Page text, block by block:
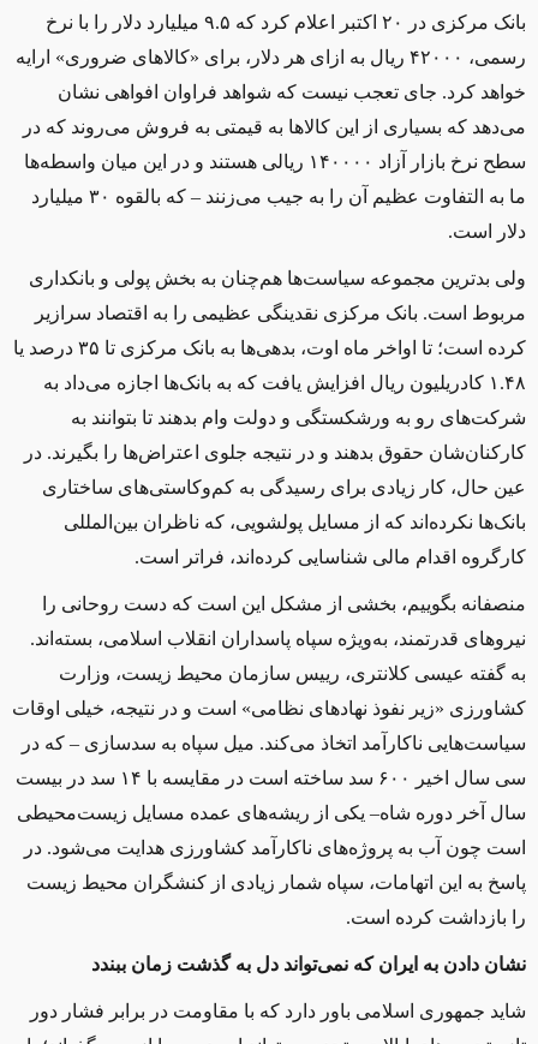
بانک مرکزی در ۲۰ اکتبر اعلام کرد که ۹.۵ ميلیارد دلار را با نرخ
رسمی، ۴۲۰۰۰ ریال به ازای هر دلار، برای «کالاهای ضروری» ارایه
خواهد کرد. جای تعجب نيست که شواهد فراوان افواهی نشان
می‌دهد که بسیاری از اين کالاها به قيمتی به فروش می‌روند که در
سطح نرخ بازار آزاد ۱۴۰۰۰۰ ریالی هستند و در اين ميان واسطه‌ها
ما به التفاوت عظیم آن را به جيب می‌زنند – که بالقوه ۳۰ ميليارد
دلار است.
ولی بدترین مجموعه‌ سیاست‌ها هم‌چنان به بخش پولی و بانکداری
مربوط است. بانک مرکزی نقدينگی عظیمی را به اقتصاد سرازير
کرده است؛ تا اواخر ماه اوت، بدهی‌ها به بانک مرکزی تا ۳۵ درصد یا
۱.۴۸ کادریلیون ريال افزایش يافت که به بانک‌ها اجازه می‌داد به
شرکت‌های رو به ورشکستگی و دولت وام بدهند تا بتوانند به
کارکنان‌شان حقوق بدهند و در نتیجه جلوی اعتراض‌ها را بگيرند. در
عین حال، کار زیادی برای رسیدگی به کم‌وکاستی‌های ساختاری
بانک‌ها نکرده‌اند که از مسايل پولشويی، که ناظران بين‌المللی
کارگروه اقدام مالی شناسایی کرده‌اند، فراتر است.
منصفانه بگوییم، بخشی از مشکل اين است که دست روحانی را
نيروهای قدرتمند، به‌ويژه سپاه پاسداران انقلاب اسلامی، بسته‌اند.
به گفته عيسی کلانتری، رييس سازمان محيط زيست، وزارت
کشاورزی «زیر نفوذ نهادهای نظامی» است و در نتيجه، خيلی اوقات
سياست‌هايی ناکارآمد اتخاذ می‌کند. ميل سپاه به سدسازی – که در
سی سال اخیر ۶۰۰ سد ساخته است در مقایسه با ۱۴ سد در بیست
سال‌ آخر دوره‌ شاه– يکی از ريشه‌های عمده‌ مسايل زيست‌محيطی
است چون آب به پروژه‌های ناکارآمد کشاورزی هدایت می‌شود. در
پاسخ به اين اتهامات، سپاه شمار زیادی از کنشگران محيط زیست
را بازداشت کرده است.
نشان دادن به ايران که نمی‌تواند دل به گذشت زمان ببندد
شاید جمهوری اسلامی باور دارد که با مقاومت در برابر فشار دور